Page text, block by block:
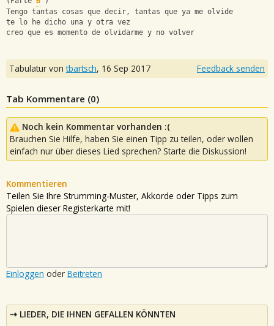
Tengo tantas cosas que decir, tantas que ya me olvide
te lo he dicho una y otra vez
creo que es momento de olvidarme y no volver
Tabulatur vontbartsch, 16 Sep 2017 Feedback senden
Tab Kommentare (0)
Noch kein Kommentar vorhanden :(
Brauchen Sie Hilfe, haben Sie einen Tipp zu teilen, oder wollen
einfach nur über dieses Lied sprechen? Starte die Diskussion!
Kommentieren
Teilen Sie Ihre Strumming-Muster, Akkorde oder Tipps zum
Spielen dieser Registerkarte mit!
Einloggen oder Beitreten
LIEDER, DIE IHNEN GEFALLEN KÖNNTEN